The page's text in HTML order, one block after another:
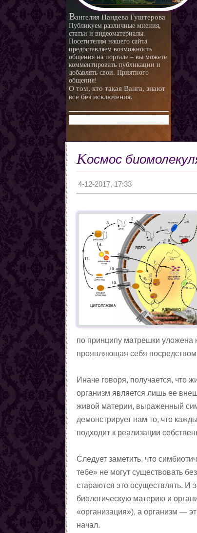
любви.
Любовная ворожба народов
мира
Магия и красота
Приворотные зелья
Как приготовить
Сексуальные напитки
Законы кармы
Знаки кармы
Молитвы
партнера
по знаку Зодиака.
Романтические приметы
Виды Гадания и правила
Хиромантия
О действии приворота
Любовные привороты
Любовные заговоры
Противолюбовные заговоры
Методы снятия приворота
Магические приёмы,
помогающие вернуть
любовь
Вызовы(чтобы человек к
вам явился)
Заговоры, чтобы пришла
любовь
Заговоры на возвращение
Цыганская любовная
магия. Талисманы.
Амулеты
Любовные ритуалы и
заговоры чёрной магии
Заговоры на месть
Любовная магия по
Северным традициям
Статьи о женской магии
Статьи о магии
Демонология
Ритуалы и заговоры черной
заговоры, привороты
чёрной магии
Первые шаги в колдовстве
Колдовская пирамида
Заговоры
Снять порчу
Снять сглаз
Снять проклятия
Вангелия Пандева Гуштерова
Публикуем различные мнения,
статьи и видеоматериалы.
Посетителям нашего сайта
предоставляем возможность
общения на портале – вы можете
комментировать публикации и
добавлять свои. Приятного
общения!
О том, кто такая Ванга, знают
все без исключения.
Космос
4-12-2017, 17:33
по принципу матрешки уложена
проявляющая себя посредством
Иначе говоря, получается, что
организм является лишь ее
живой материи, выраженный
демонстрирует нам то, что
подходит к реализации
Следует заметить, что
тебе» не могут существовать
стараются это осуществлять. И
биологическую материю и
«организация»), а организм —
начал.